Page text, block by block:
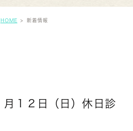
HOME 新着情報
月１２日（日）休日診